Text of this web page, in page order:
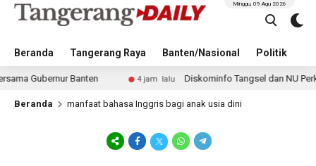
Beranda Tangerang Raya Banten/Nasional Politik
Minggu, 09 Agu 2026
Gubernur Banten 4 jam lalu Diskominfo Tangsel dan NU Perkuat
Beranda manfaat bahasa Inggris bagi anak usia dini